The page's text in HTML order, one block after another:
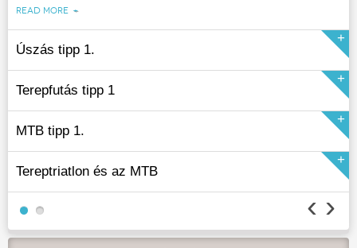
READ MORE
Úszás tipp 1.
Terepfutás tipp 1
MTB tipp 1.
Tereptriatlon és az MTB
›
‹